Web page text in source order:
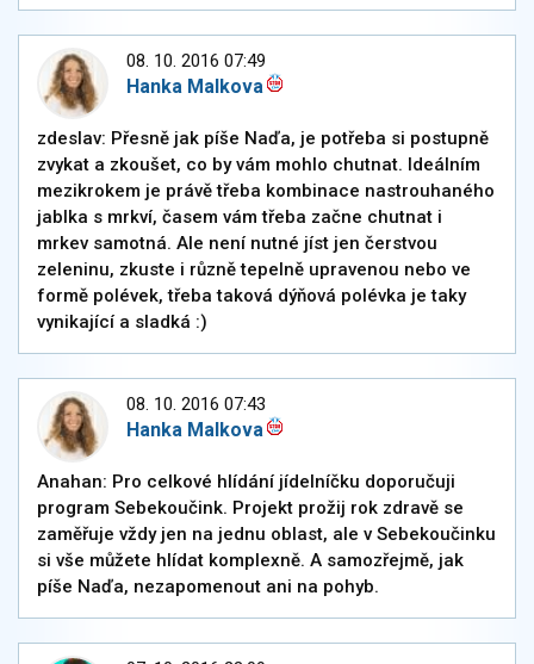
08. 10. 2016 07:49
Hanka Malkova
zdeslav: Přesně jak píše Naďa, je potřeba si postupně
zvykat a zkoušet, co by vám mohlo chutnat. Ideálním
mezikrokem je právě třeba kombinace nastrouhaného
jablka s mrkví, časem vám třeba začne chutnat i
mrkev samotná. Ale není nutné jíst jen čerstvou
zeleninu, zkuste i různě tepelně upravenou nebo ve
formě polévek, třeba taková dýňová polévka je taky
vynikající a sladká :)
08. 10. 2016 07:43
Hanka Malkova
Anahan: Pro celkové hlídání jídelníčku doporučuji
program Sebekoučink. Projekt prožij rok zdravě se
zaměřuje vždy jen na jednu oblast, ale v Sebekoučinku
si vše můžete hlídat komplexně. A samozřejmě, jak
píše Naďa, nezapomenout ani na pohyb.